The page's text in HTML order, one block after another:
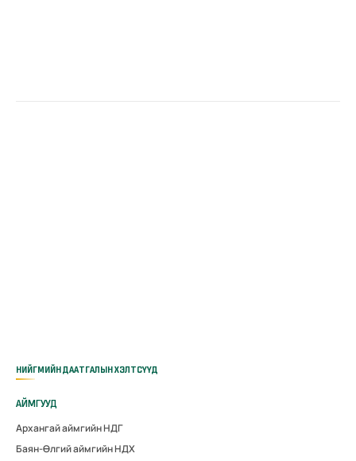
НИЙГМИЙН ДААТГАЛЫН ХЭЛТСҮҮД
АЙМГУУД
Архангай аймгийн НДГ
Баян-Өлгий аймгийн НДХ